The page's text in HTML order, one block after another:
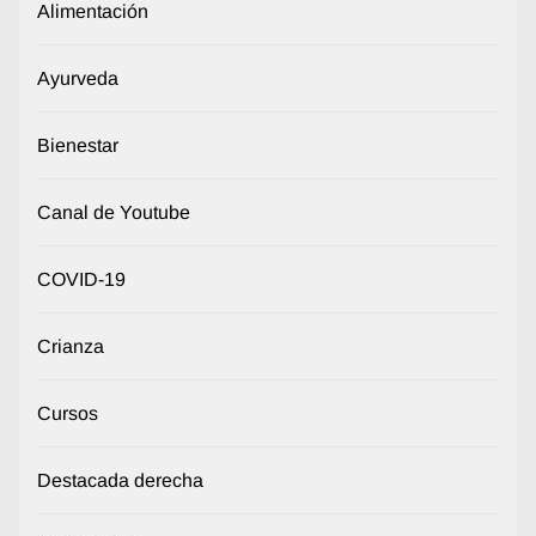
Alimentación
Ayurveda
Bienestar
Canal de Youtube
COVID-19
Crianza
Cursos
Destacada derecha